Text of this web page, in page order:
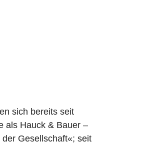
sich bereits seit
als Hauck & Bauer –
Gesellschaft«; seit